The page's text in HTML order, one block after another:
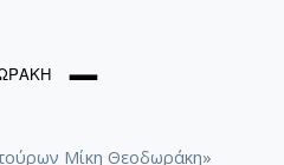
Μίκη Θεοδωράκη»